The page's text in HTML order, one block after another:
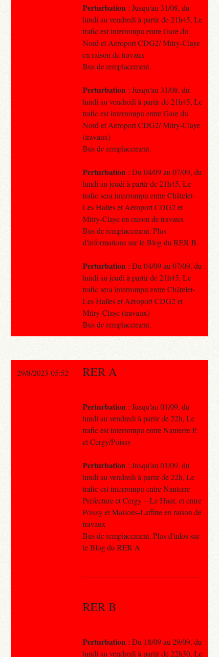
Perturbation : Jusqu'au 31/08, du
lundi au vendredi à partir de 21h45, Le
trafic est interrompu entre Gare du
Nord et Aéroport CDG2/ Mitry-Claye
en raison de travaux
Bus de remplacement.
Perturbation : Jusqu'au 31/08, du
lundi au vendredi à partir de 21h45, Le
trafic est interrompu entre Gare du
Nord et Aéroport CDG2/ Mitry-Claye
(travaux)
Bus de remplacement.
Perturbation : Du 04/09 au 07/09, du
lundi au jeudi à partir de 21h45, Le
trafic sera interrompu entre Châtelet-
Les Halles et Aéroport CDG2 et
Mitry-Claye en raison de travaux
Bus de remplacement. Plus
d'informations sur le Blog du RER B.
Perturbation : Du 04/09 au 07/09, du
lundi au jeudi à partir de 21h45, Le
trafic sera interrompu entre Châtelet-
Les Halles et Aéroport CDG2 et
Mitry-Claye (travaux)
Bus de remplacement.
29/8/2023 05:52 RER A
Perturbation : Jusqu'au 01/09, du
lundi au vendredi à partir de 22h, Le
trafic est interrompu entre Nanterre P.
et Cergy/Poissy
Perturbation : Jusqu'au 01/09, du
lundi au vendredi à partir de 22h, Le
trafic est interrompu entre Nanterre –
Préfecture et Cergy – Le Haut, et entre
Poissy et Maisons-Laffitte en raison de
travaux
Bus de remplacement. Plus d'infos sur
le Blog du RER A
RER B
Perturbation : Du 18/09 au 29/09, du
lundi au vendredi à partir de 22h30, Le